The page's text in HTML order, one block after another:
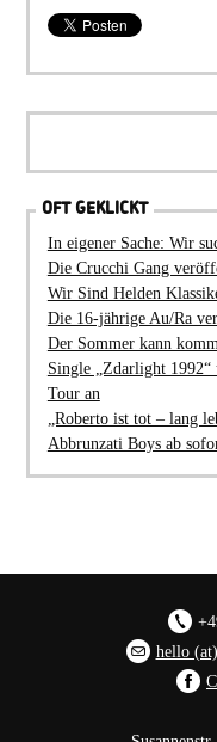
OFT GEKLICKT
In eigener Sache: Wir
Die Crucchi Gang
Wir Sind Helden
Die 16-jährige Au/Ra
Der Sommer kann
Single „Zdarlight 1992“
Tour an
„Roberto ist tot – lang
Abbrunzati Boys ab
hello